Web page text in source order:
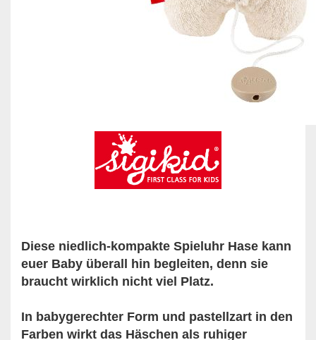
Diese niedlich-kompakte Spieluhr Hase kann
euer Baby überall hin begleiten, denn sie
braucht wirklich nicht viel Platz.
In babygerechter Form und pastellzart in den
Farben wirkt das Häschen als ruhiger